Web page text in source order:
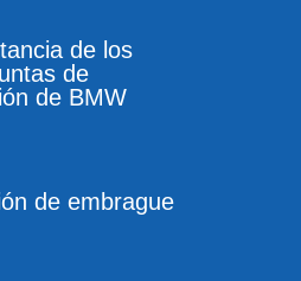
de los
de
de BMW
de embrague